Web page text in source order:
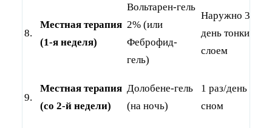
8.
Местная терапия
(1-я неделя)
Вольтарен-гель
2% (или
Феброфид-
гель)
Наружно 3 р/
день тонким
слоем
9.
Местная терапия
(со 2-й недели)
Долобене-гель
(на ночь)
1 раз/день
сном